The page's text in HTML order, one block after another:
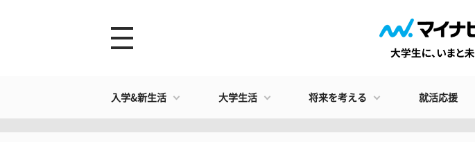
入学&新生活 大学生活 将来を考える 就活応援